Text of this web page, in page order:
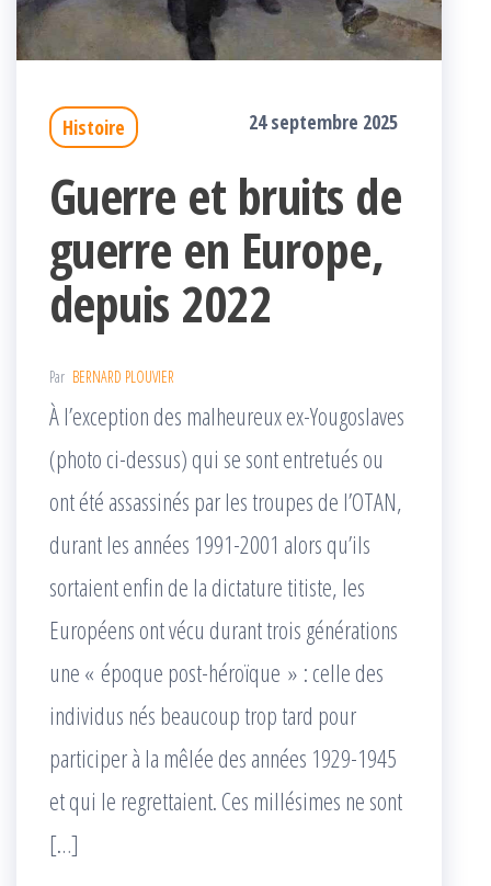
Histoire 24 septembre 2025
Guerre et bruits de
guerre en Europe,
depuis 2022
Par BERNARD PLOUVIER
À l’exception des malheureux ex-Yougoslaves
(photo ci-dessus) qui se sont entretués ou
ont été assassinés par les troupes de l’OTAN,
durant les années 1991-2001 alors qu’ils
sortaient enfin de la dictature titiste, les
Européens ont vécu durant trois générations
une « époque post-héroïque » : celle des
individus nés beaucoup trop tard pour
participer à la mêlée des années 1929-1945
et qui le regrettaient. Ces millésimes ne sont
[…]